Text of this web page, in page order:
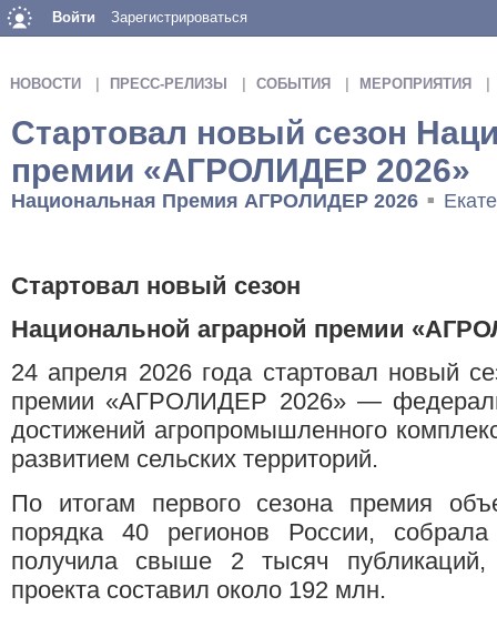
Войти Зарегистрироваться
НОВОСТИ ПРЕСС-РЕЛИЗЫ СОБЫТИЯ МЕРОПРИЯТИЯ
Стартовал новый сезон
премии «АГРОЛИДЕР 2026»
Национальная Премия АГРОЛИДЕР 2026 ■
Стартовал новый сезон
Национальной аграрной премии
24 апреля 2026 года стартовал новый
премии «АГРОЛИДЕР 2026» —
достижений агропромышленного
развитием сельских территорий.
По итогам первого сезона премия
порядка 40 регионов России,
получила свыше 2 тысяч публикаций,
проекта составил около 192 млн.